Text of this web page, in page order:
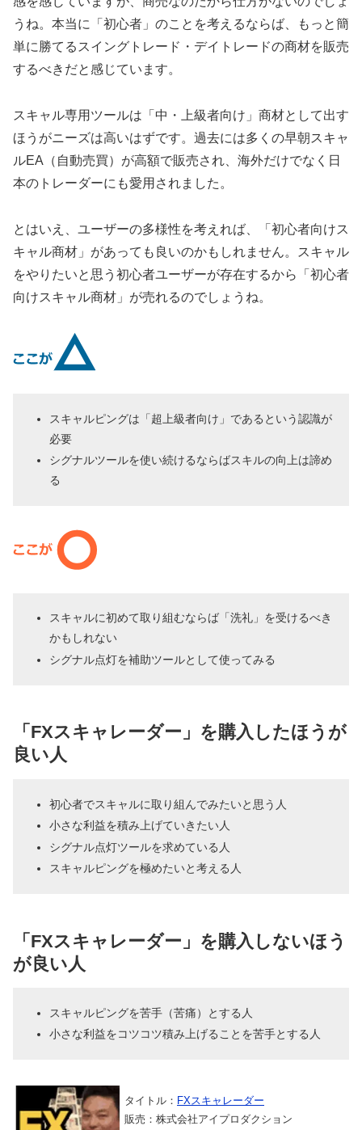
うね。本当に「初心者」のことを考えるならば、もっと簡
単に勝てるスイングトレード・デイトレードの商材を販売
するべきだと感じています。
スキャル専用ツールは「中・上級者向け」商材として出す
ほうがニーズは高いはずです。過去には多くの早朝スキャ
ルEA（自動売買）が高額で販売され、海外だけでなく日
本のトレーダーにも愛用されました。
とはいえ、ユーザーの多様性を考えれば、「初心者向けス
キャル商材」があっても良いのかもしれません。スキャル
をやりたいと思う初心者ユーザーが存在するから「初心者
向けスキャル商材」が売れるのでしょうね。
スキャルピングは「超上級者向け」であるという認識が
必要
シグナルツールを使い続けるならばスキルの向上は諦め
る
スキャルに初めて取り組むならば「洗礼」を受けるべき
かもしれない
シグナル点灯を補助ツールとして使ってみる
「FXスキャレーダー」を購入したほうが
良い人
初心者でスキャルに取り組んでみたいと思う人
小さな利益を積み上げていきたい人
シグナル点灯ツールを求めている人
スキャルピングを極めたいと考える人
「FXスキャレーダー」を購入しないほう
が良い人
スキャルピングを苦手（苦痛）とする人
小さな利益をコツコツ積み上げることを苦手とする人
タイトル： FXスキャレーダー
販売：株式会社アイプロダクション